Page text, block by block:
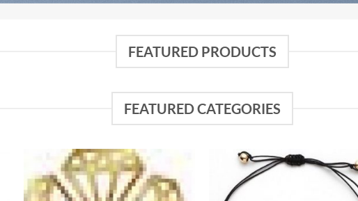
FEATURED PRODUCTS
FEATURED CATEGORIES